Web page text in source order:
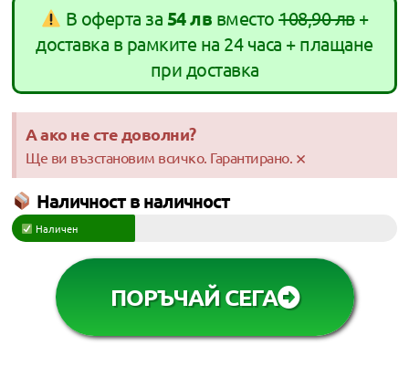
В оферта за 54 лв вместо108,90 лв+
доставка в рамките на 24 часа + плащане
при доставка
А ако не сте доволни?
Ще ви възстановим всичко. Гарантирано. ×
Наличност в наличност
Наличен
ПОРЪЧАЙ СЕГА